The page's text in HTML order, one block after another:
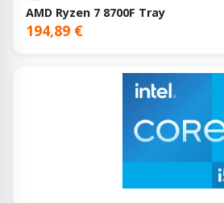
AMD Ryzen 7 8700F Tray
194,89 €